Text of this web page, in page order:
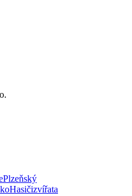
Plzeňský
Hasičizvířata